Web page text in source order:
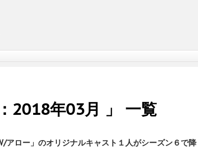
2018年03月 」 一覧
アロー」のオリジナルキャスト１人がシーズン６で降